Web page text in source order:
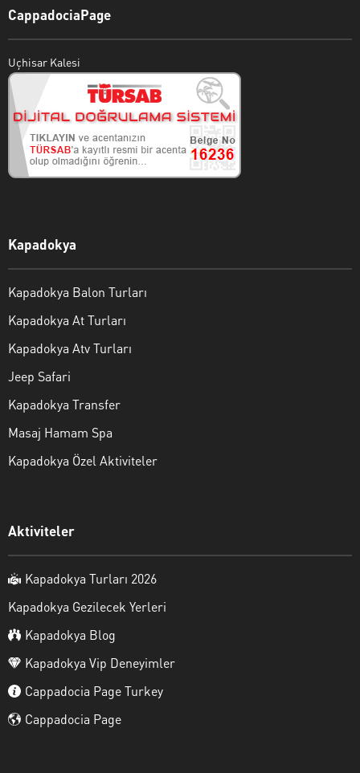
CappadociaPage
Uçhisar Kalesi
Kapadokya
Kapadokya Balon Turları
Kapadokya At Turları
Kapadokya Atv Turları
Jeep Safari
Kapadokya Transfer
Masaj Hamam Spa
Kapadokya Özel Aktiviteler
Aktiviteler
Kapadokya Turları 2026
Kapadokya Gezilecek Yerleri
Kapadokya Blog
Kapadokya Vip Deneyimler
Cappadocia Page Turkey
Cappadocia Page